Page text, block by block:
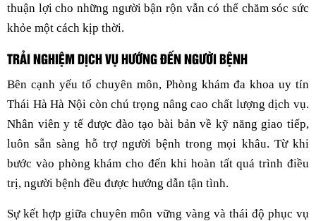
thuận lợi cho những người bận rộn vẫn có thể chăm sóc sức
khỏe một cách kịp thời.
TRẢI NGHIỆM DỊCH VỤ HƯỚNG ĐẾN NGƯỜI BỆNH
Bên cạnh yếu tố chuyên môn, Phòng khám đa khoa uy tín
Thái Hà Hà Nội còn chú trọng nâng cao chất lượng dịch vụ.
Nhân viên y tế được đào tạo bài bản về kỹ năng giao tiếp,
luôn sẵn sàng hỗ trợ người bệnh trong mọi khâu. Từ khi
bước vào phòng khám cho đến khi hoàn tất quá trình điều
trị, người bệnh đều được hướng dẫn tận tình.
Sự kết hợp giữa chuyên môn vững vàng và thái độ phục vụ